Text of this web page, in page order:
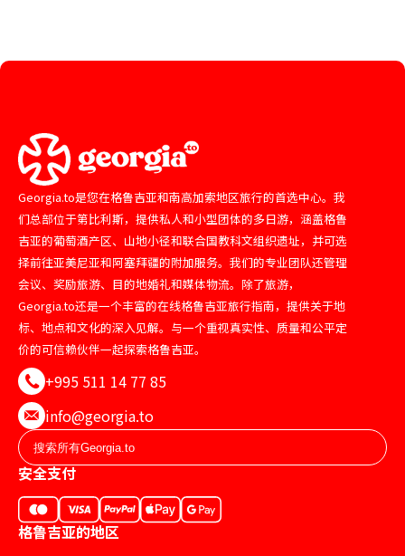
Georgia.to是您在格鲁吉亚和南高加索地区旅行的首选中心。我
们总部位于第比利斯，提供私人和小型团体的多日游，涵盖格鲁
吉亚的葡萄酒产区、山地小径和联合国教科文组织遗址，并可选
择前往亚美尼亚和阿塞拜疆的附加服务。我们的专业团队还管理
会议、奖励旅游、目的地婚礼和媒体物流。除了旅游，
Georgia.to还是一个丰富的在线格鲁吉亚旅行指南，提供关于地
标、地点和文化的深入见解。与一个重视真实性、质量和公平定
价的可信赖伙伴一起探索格鲁吉亚。
+995 511 14 77 85
info@georgia.to
安全支付
格鲁吉亚的地区